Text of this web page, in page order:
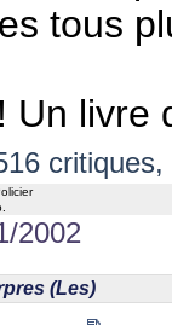
tous
Un livre
2002
(Les)